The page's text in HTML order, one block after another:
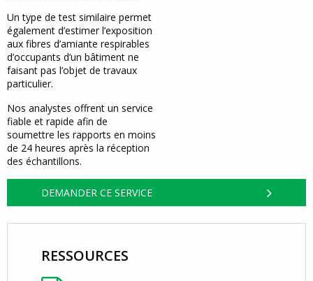
Un type de test similaire permet
également d’estimer l’exposition
aux fibres d’amiante respirables
d’occupants d’un bâtiment ne
faisant pas l’objet de travaux
particulier.
Nos analystes offrent un service
fiable et rapide afin de
soumettre les rapports en moins
de 24 heures après la réception
des échantillons.
DEMANDER CE SERVICE
RESSOURCES